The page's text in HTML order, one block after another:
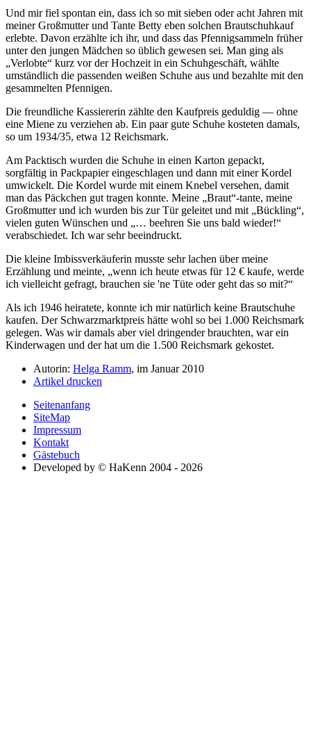
Und mir fiel spontan ein, dass ich so mit sieben oder acht Jahren mit
meiner Großmutter und Tante Betty eben solchen Brautschuhkauf
erlebte. Davon erzählte ich ihr, und dass das Pfennigsammeln früher
unter den jungen Mädchen so üblich gewesen sei. Man ging als
Verlobte
kurz vor der Hochzeit in ein Schuhgeschäft, wählte
umständlich die passenden weißen Schuhe aus und bezahlte mit den
gesammelten Pfennigen.
Die freundliche Kassiererin zählte den Kaufpreis geduldig — ohne
eine Miene zu verziehen ab. Ein paar gute Schuhe kosteten damals,
so um 1934/35, etwa 12 Reichsmark.
Am Packtisch wurden die Schuhe in einen Karton gepackt,
sorgfältig in Packpapier eingeschlagen und dann mit einer Kordel
umwickelt. Die Kordel wurde mit einem Knebel versehen, damit
man das Päckchen gut tragen konnte. Meine
Braut -tante, meine
Großmutter und ich wurden bis zur Tür geleitet und mit
Bückling ,
vielen guten Wünschen und
… beehren Sie uns bald wieder!
verabschiedet. Ich warsehrbeeindruckt.
Die kleine Imbissverkäuferin musste sehr lachen über meine
Erzählung und meinte,
wenn ich heute etwas für 12 € kaufe, werde
ich vielleicht gefragt, brauchen sie 'ne Tüte oder geht das so mit?
Als ich 1946 heiratete, konnte ich mir natürlich keine Brautschuhe
kaufen. Der Schwarzmarktpreis hätte wohl so bei 1.000 Reichsmark
gelegen. Was wir damals aber viel dringender brauchten, war ein
Kinderwagen und der hat um die 1.500 Reichsmark gekostet.
Autorin: Helga Ramm, im Januar 2010
Artikel drucken
Seitenanfang
SiteMap
Impressum
Kontakt
Gästebuch
Developed by © HaKenn 2004 - 2026